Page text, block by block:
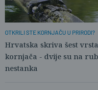
OTKRILI STE KORNJAČU U PRIRODI?
Hrvatska skriva šest vrsta
kornjača - dvije su na
nestanka